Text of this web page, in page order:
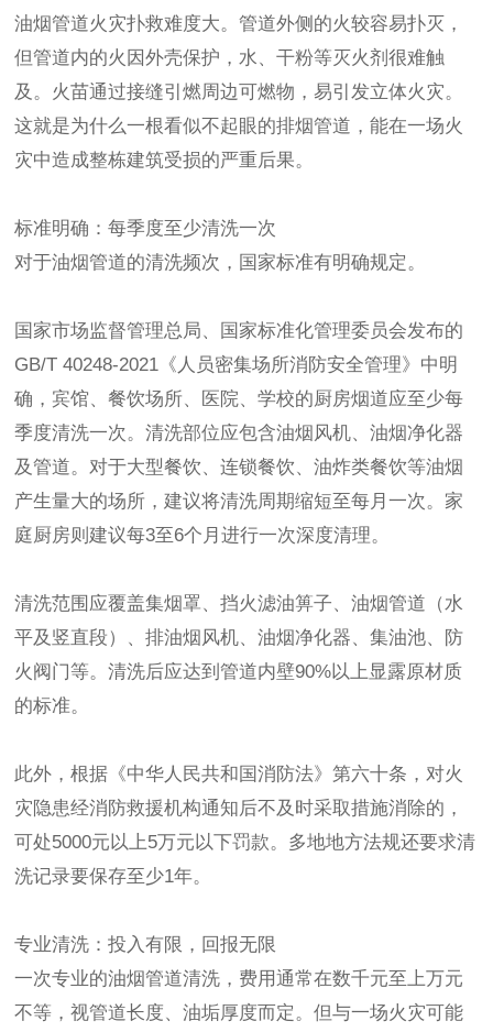
油烟管道火灾扑救难度大。管道外侧的火较容易扑灭，
但管道内的火因外壳保护，水、干粉等灭火剂很难触
及。火苗通过接缝引燃周边可燃物，易引发立体火灾。
这就是为什么一根看似不起眼的排烟管道，能在一场火
灾中造成整栋建筑受损的严重后果。
标准明确：每季度至少清洗一次
对于油烟管道的清洗频次，国家标准有明确规定。
国家市场监督管理总局、国家标准化管理委员会发布的
GB/T 40248-2021《人员密集场所消防安全管理》中明
确，宾馆、餐饮场所、医院、学校的厨房烟道应至少每
季度清洗一次。清洗部位应包含油烟风机、油烟净化器
及管道。对于大型餐饮、连锁餐饮、油炸类餐饮等油烟
产生量大的场所，建议将清洗周期缩短至每月一次。家
庭厨房则建议每3至6个月进行一次深度清理。
清洗范围应覆盖集烟罩、挡火滤油箅子、油烟管道（水
平及竖直段）、排油烟风机、油烟净化器、集油池、防
火阀门等。清洗后应达到管道内壁90%以上显露原材质
的标准。
此外，根据《中华人民共和国消防法》第六十条，对火
灾隐患经消防救援机构通知后不及时采取措施消除的，
可处5000元以上5万元以下罚款。多地地方法规还要求清
洗记录要保存至少1年。
专业清洗：投入有限，回报无限
一次专业的油烟管道清洗，费用通常在数千元至上万元
不等，视管道长度、油垢厚度而定。但与一场火灾可能